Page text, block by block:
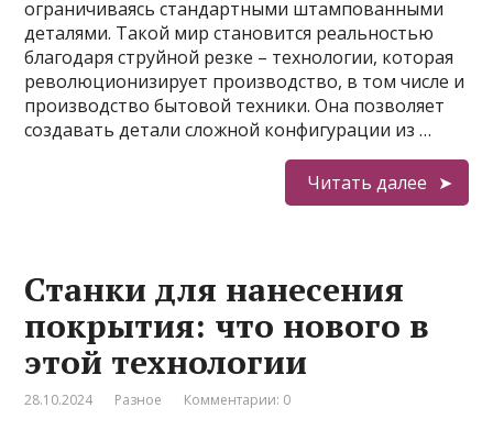
ограничиваясь стандартными штампованными
деталями. Такой мир становится реальностью
благодаря струйной резке – технологии, которая
революционизирует производство, в том числе и
производство бытовой техники. Она позволяет
создавать детали сложной конфигурации из …
Читать далее
Станки для нанесения
покрытия: что нового в
этой технологии
28.10.2024 Разное Комментарии: 0